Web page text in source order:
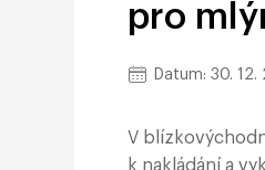
pro
Datum: 30. 12.
V
k nakládání a